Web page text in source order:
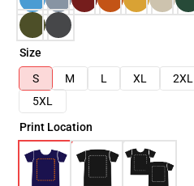
Size
S
M L XL 2XL
5XL
Print Location